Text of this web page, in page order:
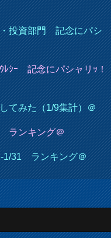
投資部門 記念にパシ
ﾚｼｰ 記念にパシャリｯ！
てみた（1/9集計）＠
ランキング＠
1/31 ランキング＠